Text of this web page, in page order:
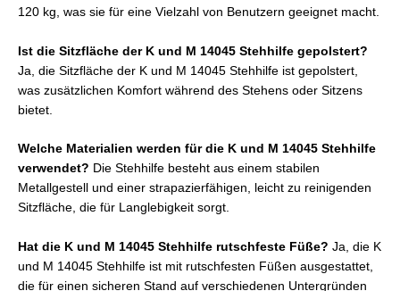
120 kg, was sie für eine Vielzahl von Benutzern geeignet macht.
Ist die Sitzfläche der K und M 14045 Stehhilfe gepolstert?
Ja, die Sitzfläche der K und M 14045 Stehhilfe ist gepolstert,
was zusätzlichen Komfort während des Stehens oder Sitzens
bietet.
Welche Materialien werden für die K und M 14045 Stehhilfe
verwendet? Die Stehhilfe besteht aus einem stabilen
Metallgestell und einer strapazierfähigen, leicht zu reinigenden
Sitzfläche, die für Langlebigkeit sorgt.
Hat die K und M 14045 Stehhilfe rutschfeste Füße? Ja, die K
und M 14045 Stehhilfe ist mit rutschfesten Füßen ausgestattet,
die für einen sicheren Stand auf verschiedenen Untergründen